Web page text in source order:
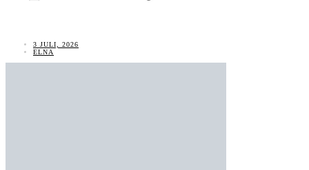
3 JULI, 2026
ELNA